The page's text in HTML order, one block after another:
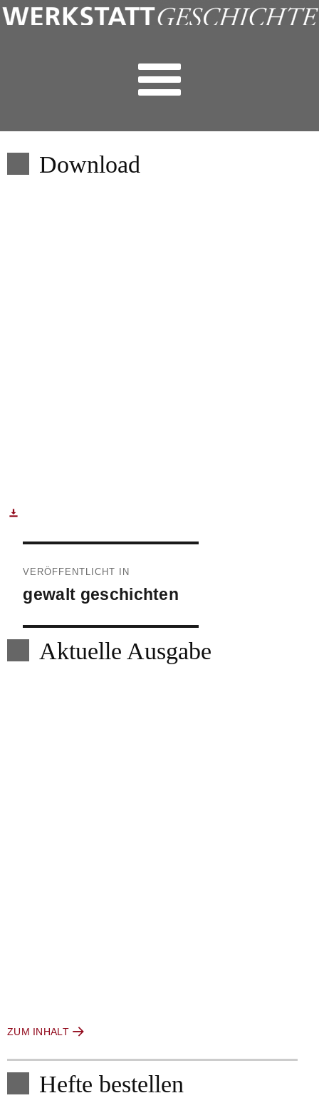
Download
VERÖFFENTLICHT IN
gewalt geschichten
Aktuelle Ausgabe
ZUM INHALT
Hefte bestellen